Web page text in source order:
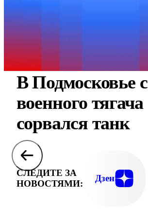
В Подмосковье с
военного тягача
сорвался танк
СЛЕДИТЕ ЗА
НОВОСТЯМИ:
Дзен